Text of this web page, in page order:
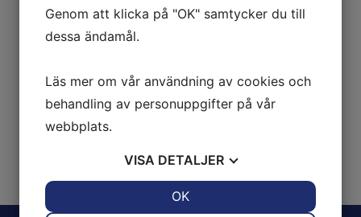
Genom att klicka på "OK" samtycker du till
dessa ändamål.
Läs mer om vår användning av cookies och
behandling av personuppgifter på vår
webbplats.
VISA DETALJER
OK